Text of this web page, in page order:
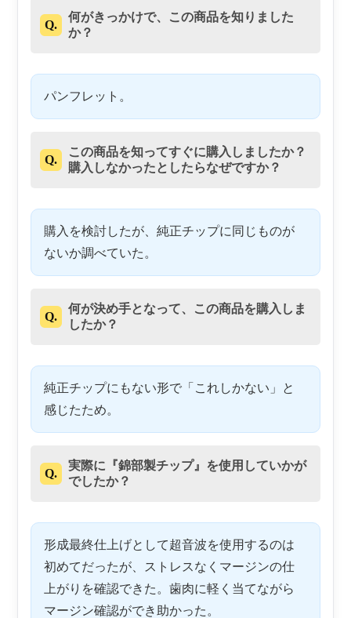
Q.
何がきっかけで、この商品を知りました
か？
パンフレット。
Q.
この商品を知ってすぐに購入しましたか？
購入しなかったとしたらなぜですか？
購入を検討したが、純正チップに同じものが
ないか調べていた。
Q.
何が決め手となって、この商品を購入しま
したか？
純正チップにもない形で「これしかない」と
感じたため。
Q.
実際に『錦部製チップ』を使用していかが
でしたか？
形成最終仕上げとして超音波を使用するのは
初めてだったが、ストレスなくマージンの仕
上がりを確認できた。歯肉に軽く当てながら
マージン確認ができ助かった。